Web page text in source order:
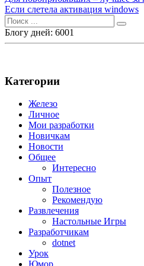
по
записям
Если слетела активация windows
Поиск
для:
Блогу дней: 6001
Категории
Железо
Личное
Мои разработки
Новичкам
Новости
Общее
Интересно
Опыт
Полезное
Рекомендую
Развлечения
Настольные Игры
Разработчикам
dotnet
Урок